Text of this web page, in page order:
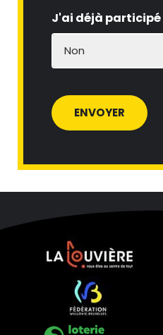
J'ai déjà
ENVOYER